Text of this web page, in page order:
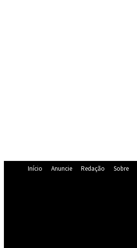
Início Anuncie Redação Sobre